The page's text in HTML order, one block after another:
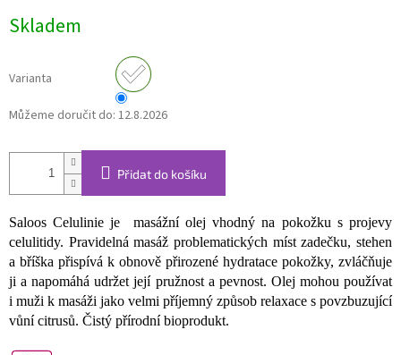
cena:
Skladem
Varianta
Můžeme doručit do: 12.8.2026
Přidat do košíku
Saloos Celulinie je masážní olej vhodný na pokožku s projevy
celulitidy. Pravidelná masáž problematických míst zadečku, stehen
a bříška přispívá k obnově přirozené hydratace pokožky, zvláčňuje
ji a napomáhá udržet její pružnost a pevnost. Olej mohou používat
i muži k masáži jako velmi příjemný způsob relaxace s povzbuzující
vůní citrusů. Čistý přírodní bioprodukt.